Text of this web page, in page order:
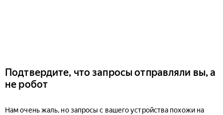
Подтвердите, что запросы отправляли вы, а
не робот
Нам очень жаль, но запросы с вашего устройства похожи на